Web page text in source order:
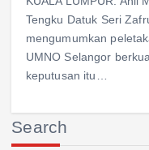
Tengku Datuk Seri
mengumumkan
UMNO Selangor
keputusan itu…
Search